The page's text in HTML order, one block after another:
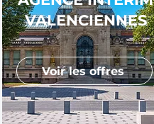
VALENCIENNES
Voir les offres